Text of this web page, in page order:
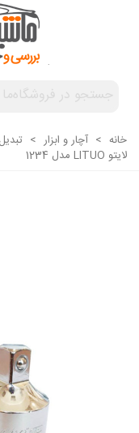
خانه > آچار و ابزار >
لایتو LITUO مدل 1234